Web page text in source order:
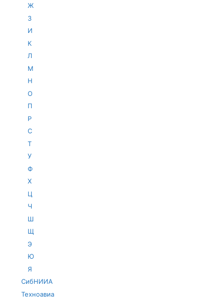
Ж
З
И
К
Л
М
Н
О
П
Р
С
Т
У
Ф
Х
Ц
Ч
Ш
Щ
Э
Ю
Я
СибНИИА
Техноавиа